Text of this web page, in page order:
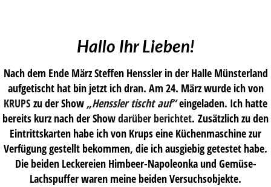
Hallo Ihr Lieben!
Nach dem Ende März Steffen Henssler in der Halle Münsterland
aufgetischt hat bin jetzt ich dran. Am 24. März wurde ich von
KRUPS zu der Show „Henssler tischt auf“eingeladen. Ich hatte
bereits kurz nach der Showdarüber berichtet. Zusätzlich zu den
Eintrittskarten habe ich von Krups eine Küchenmaschine zur
Verfügung gestellt bekommen, die ich ausgiebig getestet habe.
Die beiden Leckereien Himbeer-Napoleonka und Gemüse-
Lachspuffer waren meine beiden Versuchsobjekte.